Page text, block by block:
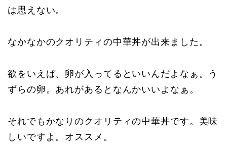
は思えない。
なかなかのクオリティの中華丼が出来ました。
欲をいえば、卵が入ってるといいんだよなぁ。う
ずらの卵。あれがあるとなんかいいよなぁ。
それでもかなりのクオリティの中華丼です。美味
しいですよ。オススメ。